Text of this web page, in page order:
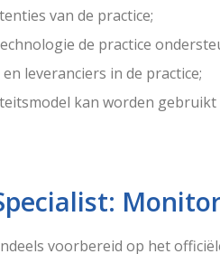
van de practice;
de practice
leveranciers in de practice;
kan worden
voorbereid op het